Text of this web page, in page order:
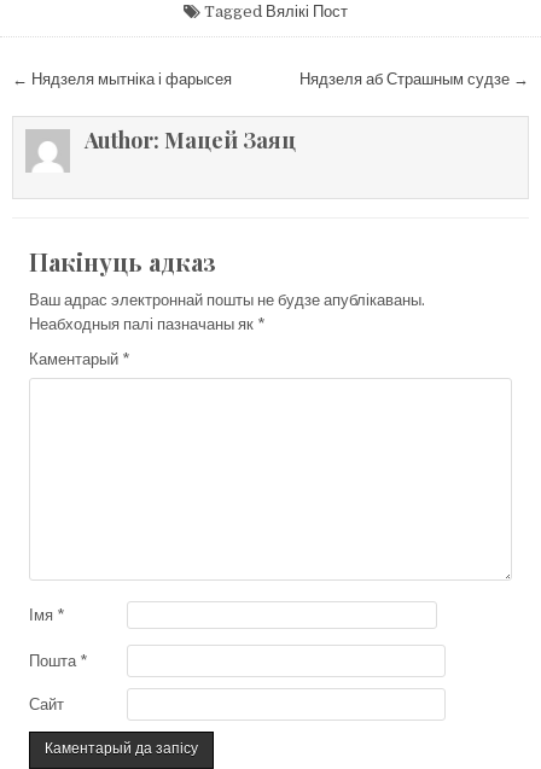
Tagged Вялікі Пост
Навігацыя
па
запісах
← Нядзеля мытніка і фарысея Нядзеля аб Страшным судзе →
Author: Мацей Заяц
Пакінуць адказ
Ваш адрас электроннай пошты не будзе апублікаваны.
Неабходныя палі пазначаны як *
Каментарый *
Імя *
Пошта *
Сайт